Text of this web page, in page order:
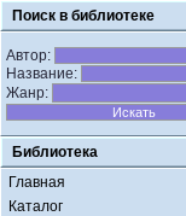
Поиск в библиотеке
Автор:
Название:
Жанр:
Библиотека
Главная
Каталог